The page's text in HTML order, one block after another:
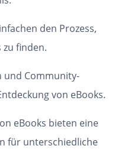
den Prozess,
finden.
und Community-
von eBooks.
eBooks bieten eine
für unterschiedliche